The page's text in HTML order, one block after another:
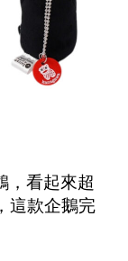
，看起來超
這款企鵝完